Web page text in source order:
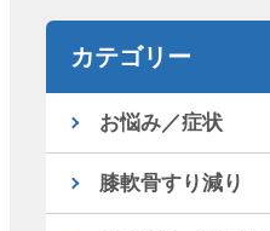
カテゴリー
お悩み／症状
膝軟骨すり減り